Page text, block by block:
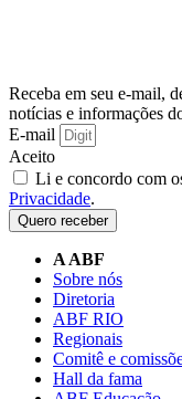
Receba em seu e-mail,
notícias e informações
E-mail
Aceito
Li e concordo com
Privacidade.
Quero receber
A ABF
Sobre nós
Diretoria
ABF RIO
Regionais
Comitê e
Hall da fama